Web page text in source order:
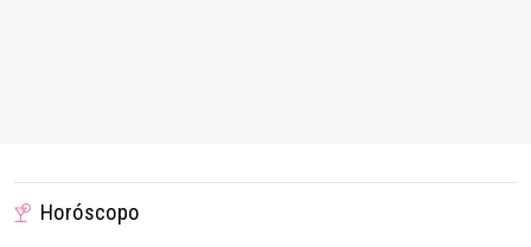
Horóscopo